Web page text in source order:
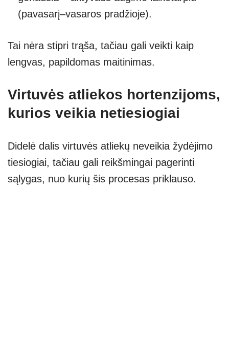
(pavasarį–vasaros pradžioje).
Tai nėra stipri trąša, tačiau gali veikti kaip
lengvas, papildomas maitinimas.
Virtuvės atliekos hortenzijoms,
kurios veikia netiesiogiai
Didelė dalis virtuvės atliekų neveikia žydėjimo
tiesiogiai, tačiau gali reikšmingai pagerinti
sąlygas, nuo kurių šis procesas priklauso.